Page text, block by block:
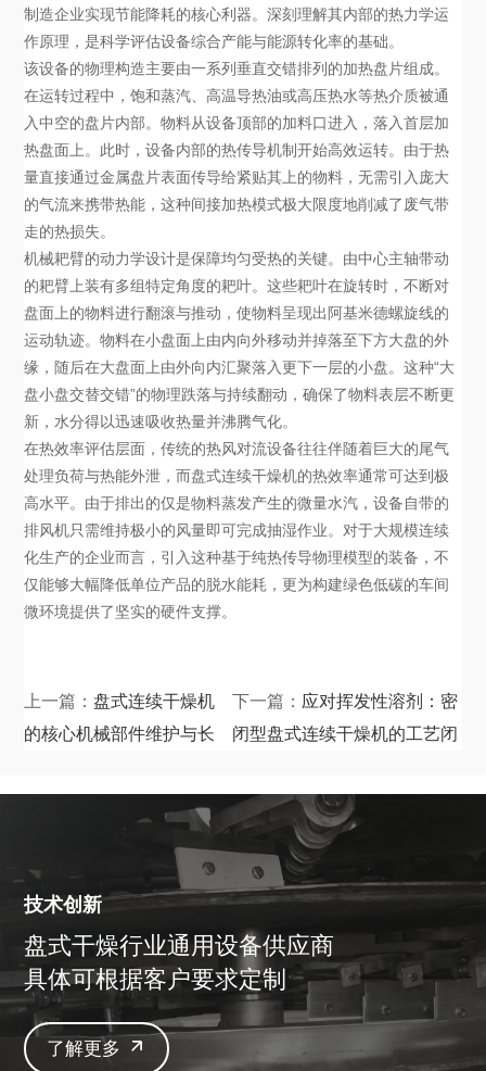
制造企业实现节能降耗的核心利器。深刻理解其内部的热力学运
作原理，是科学评估设备综合产能与能源转化率的基础。
该设备的物理构造主要由一系列垂直交错排列的加热盘片组成。
在运转过程中，饱和蒸汽、高温导热油或高压热水等热介质被通
入中空的盘片内部。物料从设备顶部的加料口进入，落入首层加
热盘面上。此时，设备内部的热传导机制开始高效运转。由于热
量直接通过金属盘片表面传导给紧贴其上的物料，无需引入庞大
的气流来携带热能，这种间接加热模式极大限度地削减了废气带
走的热损失。
机械耙臂的动力学设计是保障均匀受热的关键。由中心主轴带动
的耙臂上装有多组特定角度的耙叶。这些耙叶在旋转时，不断对
盘面上的物料进行翻滚与推动，使物料呈现出阿基米德螺旋线的
运动轨迹。物料在小盘面上由内向外移动并掉落至下方大盘的外
缘，随后在大盘面上由外向内汇聚落入更下一层的小盘。这种“大
盘小盘交替交错”的物理跌落与持续翻动，确保了物料表层不断更
新，水分得以迅速吸收热量并沸腾气化。
在热效率评估层面，传统的热风对流设备往往伴随着巨大的尾气
处理负荷与热能外泄，而盘式连续干燥机的热效率通常可达到极
高水平。由于排出的仅是物料蒸发产生的微量水汽，设备自带的
排风机只需维持极小的风量即可完成抽湿作业。对于大规模连续
化生产的企业而言，引入这种基于纯热传导物理模型的装备，不
仅能够大幅降低单位产品的脱水能耗，更为构建绿色低碳的车间
微环境提供了坚实的硬件支撑。
上一篇：盘式连续干燥机
的核心机械部件维护与长
下一篇： 应对挥发性溶剂：密
闭型盘式连续干燥机的工艺闭
技术创新
盘式干燥行业通用设备供应商
具体可根据客户要求定制
了解更多